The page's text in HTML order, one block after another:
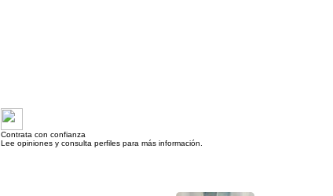
Contrata con confianza
Lee opiniones y consulta perfiles para más información.